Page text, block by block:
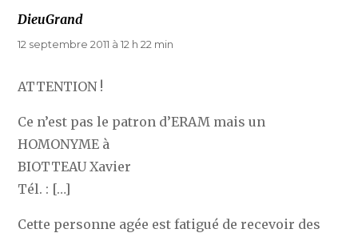
DieuGrand
12 septembre 2011 à 12 h 22 min
ATTENTION !
Ce n’est pas le patron d’ERAM mais un
HOMONYME à
BIOTTEAU Xavier
Tél. : […]
Cette personne agée est fatigué de recevoir des